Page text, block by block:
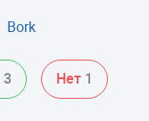
Bork
3 Нет 1